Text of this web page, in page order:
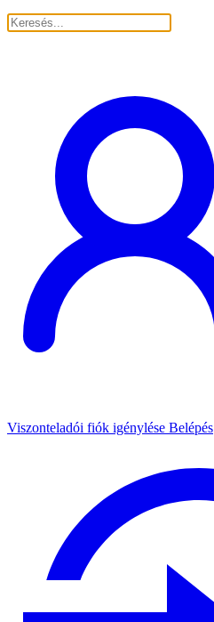
Viszonteladói fiók igénylése Belépés